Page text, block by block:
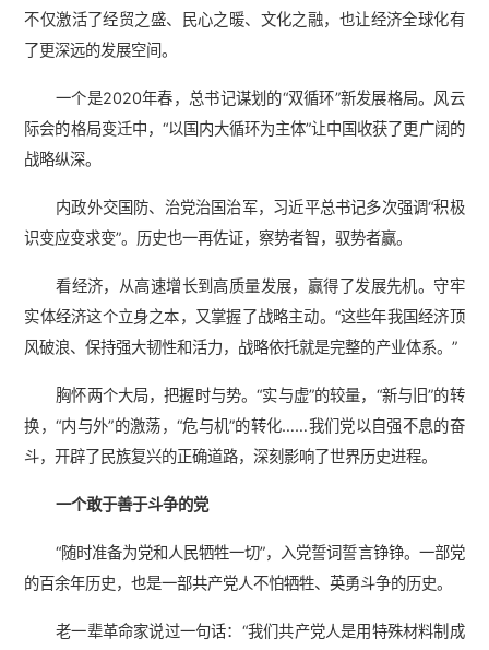
不仅激活了经贸之盛、民心之暖、文化之融，也让经济全球化有
了更深远的发展空间。
一个是2020年春，总书记谋划的“双循环”新发展格局。风云
际会的格局变迁中，“以国内大循环为主体”让中国收获了更广阔的
战略纵深。
内政外交国防、治党治国治军，习近平总书记多次强调“积极
识变应变求变”。历史也一再佐证，察势者智，驭势者赢。
看经济，从高速增长到高质量发展，赢得了发展先机。守牢
实体经济这个立身之本，又掌握了战略主动。“这些年我国经济顶
风破浪、保持强大韧性和活力，战略依托就是完整的产业体系。”
胸怀两个大局，把握时与势。“实与虚”的较量，“新与旧”的转
换，“内与外”的激荡，“危与机”的转化……我们党以自强不息的奋
斗，开辟了民族复兴的正确道路，深刻影响了世界历史进程。
一个敢于善于斗争的党
“随时准备为党和人民牺牲一切”，入党誓词誓言铮铮。一部党
的百余年历史，也是一部共产党人不怕牺牲、英勇斗争的历史。
老一辈革命家说过一句话：“我们共产党人是用特殊材料制成